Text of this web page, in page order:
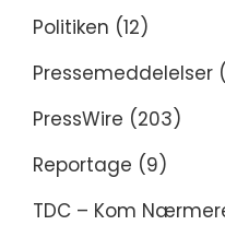
Politiken (12)
Pressemeddelelser
PressWire (203)
Reportage (9)
TDC – Kom